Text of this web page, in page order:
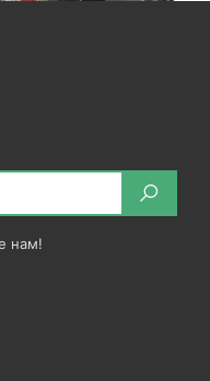
нам!